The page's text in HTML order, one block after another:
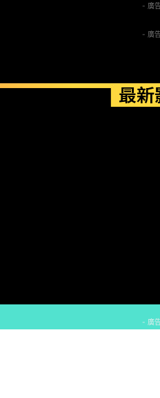
- 廣
- 廣
最新
- 廣